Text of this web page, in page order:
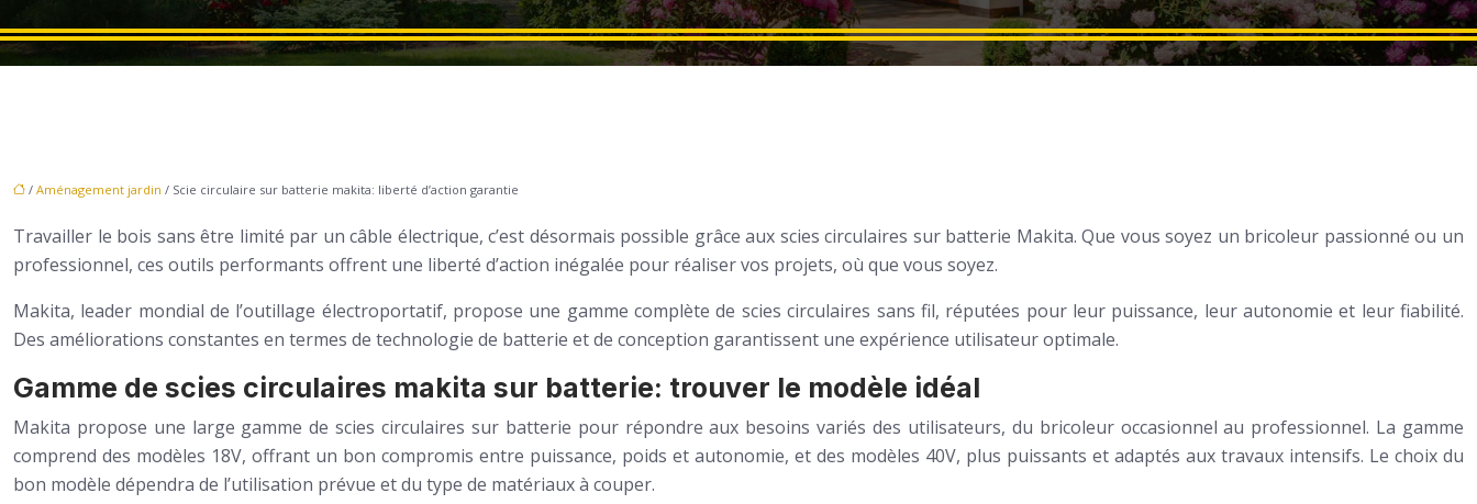
/ Aménagement jardin / Scie circulaire sur batterie makita: liberté d’action garantie
Travailler le bois sans être limité par un câble électrique, c’est désormais possible grâce aux scies circulaires sur batterie Makita. Que vous soyez un bricoleur passionné ou un
professionnel, ces outils performants offrent une liberté d’action inégalée pour réaliser vos projets, où que vous soyez.
Makita, leader mondial de l’outillage électroportatif, propose une gamme complète de scies circulaires sans fil, réputées pour leur puissance, leur autonomie et leur fiabilité.
Des améliorations constantes en termes de technologie de batterie et de conception garantissent une expérience utilisateur optimale.
Gamme de scies circulaires makita sur batterie: trouver le modèle idéal
Makita propose une large gamme de scies circulaires sur batterie pour répondre aux besoins variés des utilisateurs, du bricoleur occasionnel au professionnel. La gamme
comprend des modèles 18V, offrant un bon compromis entre puissance, poids et autonomie, et des modèles 40V, plus puissants et adaptés aux travaux intensifs. Le choix du
bon modèle dépendra de l’utilisation prévue et du type de matériaux à couper.